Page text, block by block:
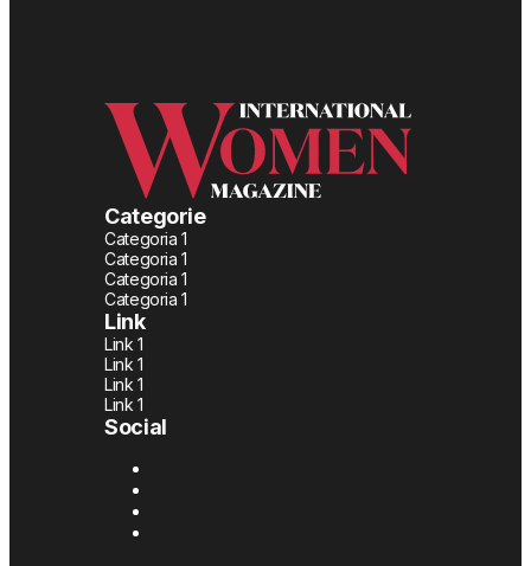
Categorie
Categoria 1
Categoria 1
Categoria 1
Categoria 1
Link
Link 1
Link 1
Link 1
Link 1
Social